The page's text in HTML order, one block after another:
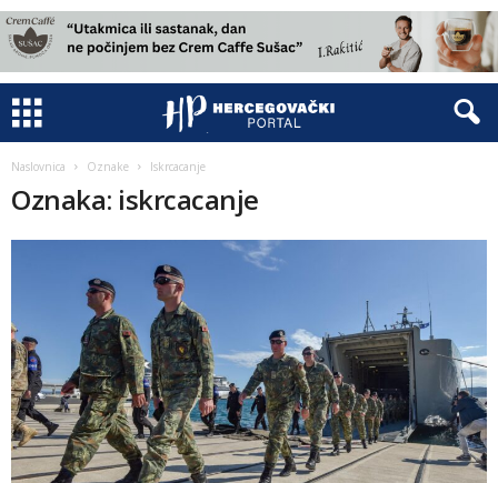
Naslovnica Oznake Iskrcacanje
Oznaka: iskrcacanje